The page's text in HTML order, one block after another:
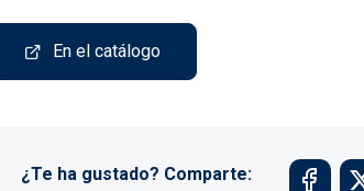
En el catálogo
¿Te ha gustado? Comparte: